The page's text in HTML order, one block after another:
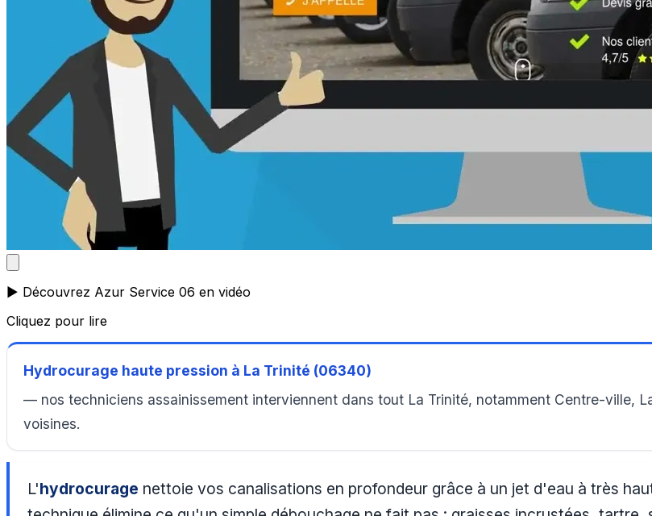
▶️ Découvrez Azur Service 06 en vidéo
Cliquez pour lire
Hydrocurage haute pression à La Trinité (06340)
— nos techniciens assainissement interviennent dans tout La Trinité, notamment Centre-ville,
voisines.
L'hydrocurage nettoie vos canalisations en profondeur grâce à un jet d'eau à très